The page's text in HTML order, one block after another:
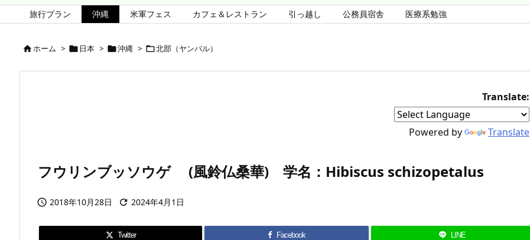
旅行プラン
沖縄 米軍フェス カフェ＆レストラン 引っ越し 公務員宿舎 医療系勉強
ホーム >  日本 > 沖縄 > 北部（ヤンバル）
Translate:
Powered by Translate
フウリンブッソウゲ (風鈴仏桑華) 学名：Hibiscus schizopetalus
 2018年10月28日  2024年4月1日
Twitter Facebook LINE